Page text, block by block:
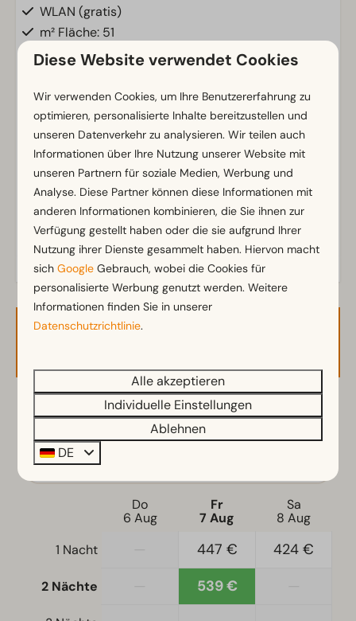
WLAN (gratis)
m² Fläche: 51
Parkmöglichkeit in der Nähe der Ferienunterkunft
Badezimmer
Badezimmer unten: 1
Dusche
Toiletten im Badezimmer: 1
Außenbereich
Sonnenschirm
Terrasse
Garten
Gartenmöbel
Küche
Kombi-Mikrowelle
Filterkaffeemaschine
Kühlschrank mit Gefrierfach
Kaffeepadmaschine
Geschirrspüler
Wasserkocher
Freistehend
Schlafzimmer
Zeig mehr ↓
2 Gäste
Fr 07-08-2026
Do
6 Aug
Fr
7 Aug
Sa
8 Aug
1 Nacht
447 € 424 €
2 Nächte 539 €
Diese Website verwendet Cookies
Wir verwenden Cookies, um Ihre Benutzererfahrung zu
optimieren, personalisierte Inhalte bereitzustellen und
unseren Datenverkehr zu analysieren. Wir teilen auch
Informationen über Ihre Nutzung unserer Website mit
unseren Partnern für soziale Medien, Werbung und
Analyse. Diese Partner können diese Informationen mit
anderen Informationen kombinieren, die Sie ihnen zur
Verfügung gestellt haben oder die sie aufgrund Ihrer
Nutzung ihrer Dienste gesammelt haben. Hiervon macht
sichGoogle Gebrauch, wobei die Cookies für
personalisierte Werbung genutzt werden. Weitere
Informationen finden Sie in unserer
Datenschutzrichtlinie.
Alle akzeptieren
Individuelle Einstellungen
Ablehnen
DE